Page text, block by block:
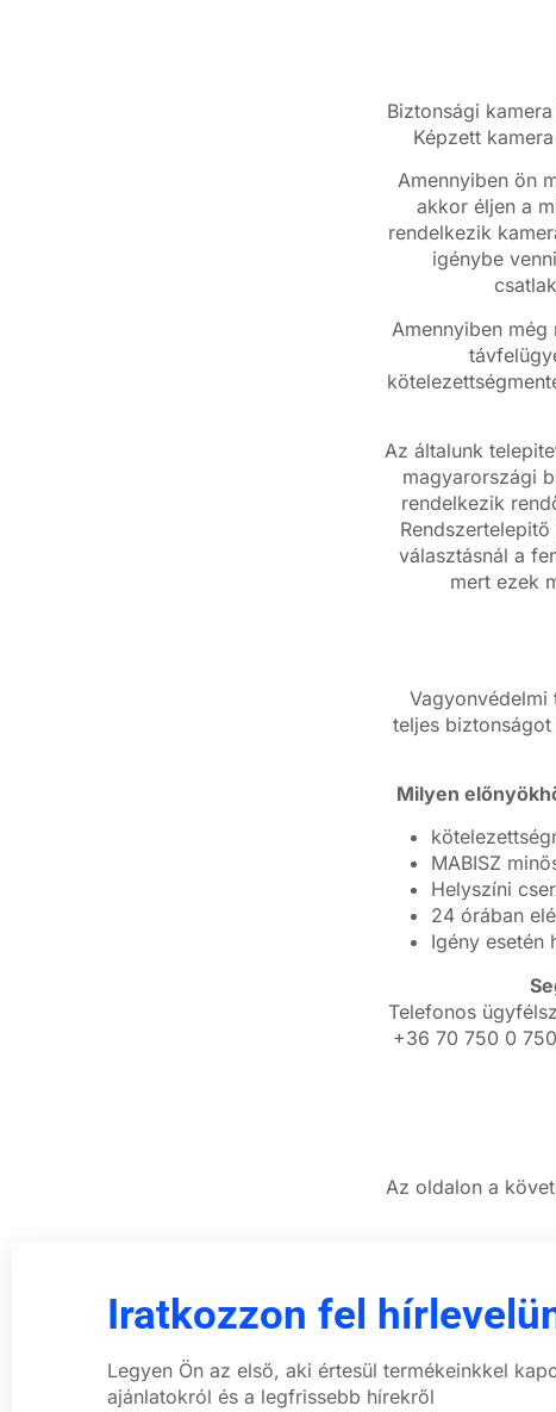
Biztonsági
Képzett
Amennyiben ön
akkor éljen a
rendelkezik
igénybe
Amennyiben
Az általunk
magyarországi
rendelkezik
választásnál a
mert ezek
Vagyonvédelmi
teljes
Milyen
MABISZ
Helyszíni
24 órában
Igény esetén
Telefonos
+36 70 750 0
Az oldalon a
Iratkozzon fel
Legyen Ön az első, aki értesül termékeinkkel
ajánlatokról és a legfrissebb hírekről